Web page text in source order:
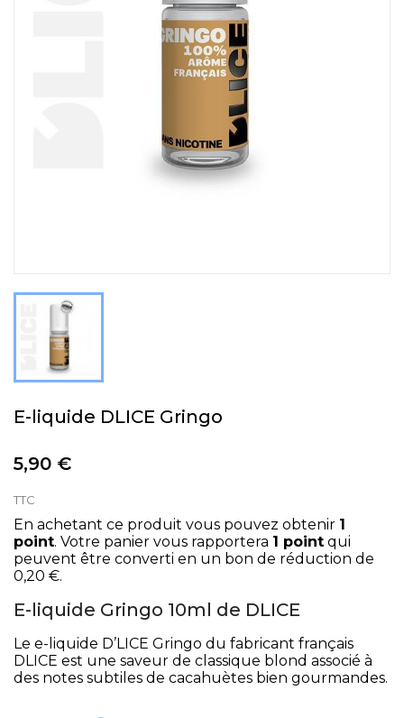
E-liquide DLICE Gringo
5,90 €
TTC
En achetant ce produit vous pouvez obtenir 1
point. Votre panier vous rapportera 1 point qui
peuvent être converti en un bon de réduction de
0,20 €.
E-liquide Gringo 10ml de DLICE
Le e-liquide D’LICE Gringo du fabricant français
DLICE est une saveur de classique blond associé à
des notes subtiles de cacahuètes bien gourmandes.